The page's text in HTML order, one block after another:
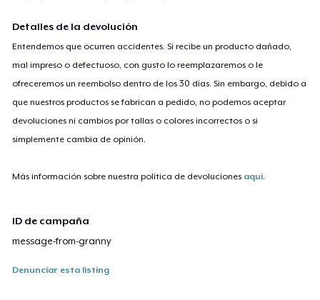
Detalles de la devolución
Entendemos que ocurren accidentes. Si recibe un producto dañado,
mal impreso o defectuoso, con gusto lo reemplazaremos o le
ofreceremos un reembolso dentro de los 30 días. Sin embargo, debido a
que nuestros productos se fabrican a pedido, no podemos aceptar
devoluciones ni cambios por tallas o colores incorrectos o si
simplemente cambia de opinión.
Más información sobre nuestra política de devoluciones aquí
ID de campaña
message-from-granny
Denunciar esta listing